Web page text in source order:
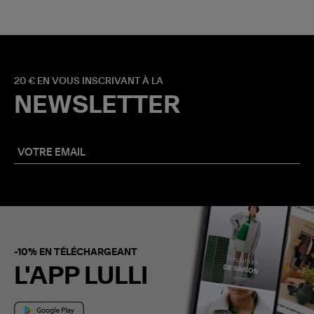
20 € EN VOUS INSCRIVANT À LA
NEWSLETTER
-10% EN TÉLÉCHARGEANT
L'APP LULLI